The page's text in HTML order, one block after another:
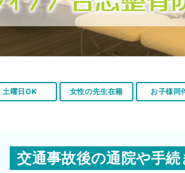
土曜日OK 女性の先生在籍 お子様同
交通事故後の通院や手